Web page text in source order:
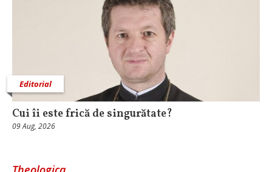
Editorial
Cui îi este frică de singurătate?
09 Aug, 2026